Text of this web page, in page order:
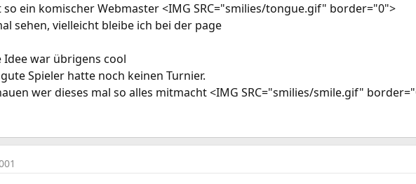
so ein komischer Webmaster <IMG SRC="smilies/tongue.gif" border="0">
sehen, vielleicht bleibe ich bei der page
Idee war übrigens cool
Spieler hatte noch keinen Turnier.
wer dieses mal so alles mitmacht <IMG SRC="smilies/smile.gif"